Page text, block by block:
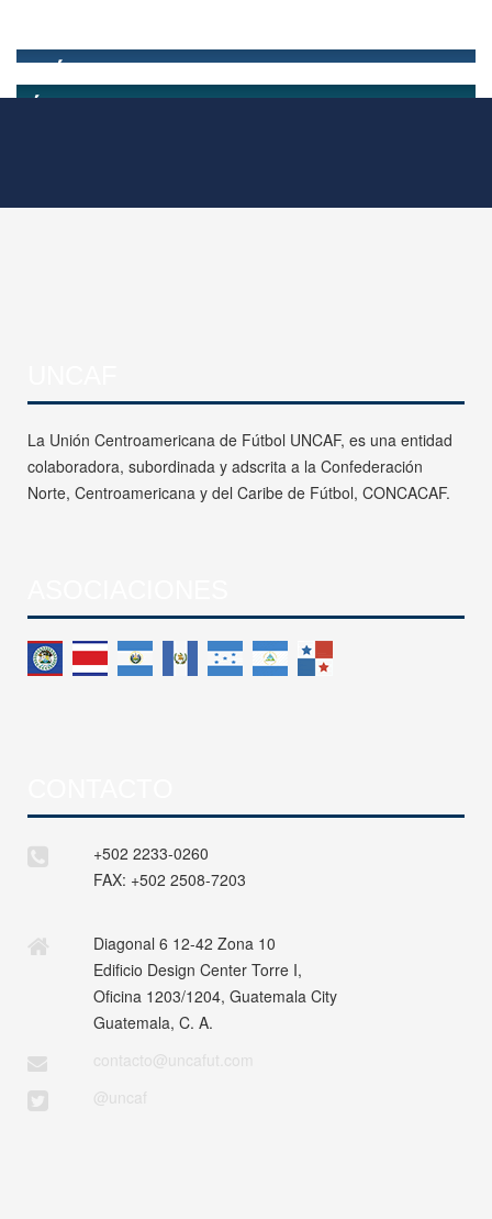
La Unión Centroamericana de Fútbol UNCAF, es una entidad
colaboradora, subordinada y adscrita a la Confederación
Norte, Centroamericana y del Caribe de Fútbol, CONCACAF.
+502 2233-0260
FAX: +502 2508-7203
Diagonal 6 12-42 Zona 10
Edificio Design Center Torre I,
Oficina 1203/1204, Guatemala City
Guatemala, C. A.
contacto@uncafut.com
@uncaf